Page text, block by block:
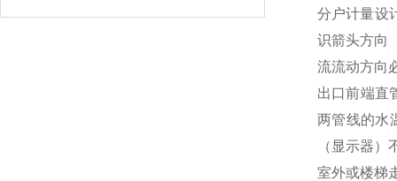
分户计量设
识箭头方向
流流动方向
出口前端直
两管线的水
（显示器
室外或楼梯